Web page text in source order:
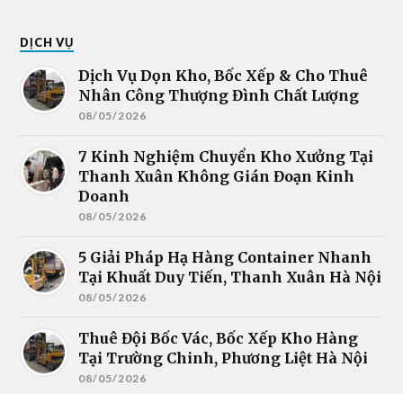
DỊCH VỤ
Dịch Vụ Dọn Kho, Bốc Xếp & Cho Thuê
Nhân Công Thượng Đình Chất Lượng
08/05/2026
7 Kinh Nghiệm Chuyển Kho Xưởng Tại
Thanh Xuân Không Gián Đoạn Kinh
Doanh
08/05/2026
5 Giải Pháp Hạ Hàng Container Nhanh
Tại Khuất Duy Tiến, Thanh Xuân Hà Nội
08/05/2026
Thuê Đội Bốc Vác, Bốc Xếp Kho Hàng
Tại Trường Chinh, Phương Liệt Hà Nội
08/05/2026